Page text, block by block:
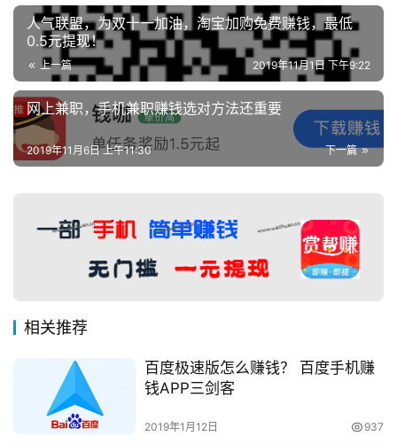
人气联盟，为双十一加油，淘宝加购免费赚钱，最低
0.5元提现！
上一篇 2019年11月1日 下午9:22
网上兼职，手机兼职赚钱选对方法还重要
下一篇
2019年11月6日 上午11:30
相关推荐
百度极速版怎么赚钱？ 百度手机赚
钱APP三剑客
2019年1月12日 937